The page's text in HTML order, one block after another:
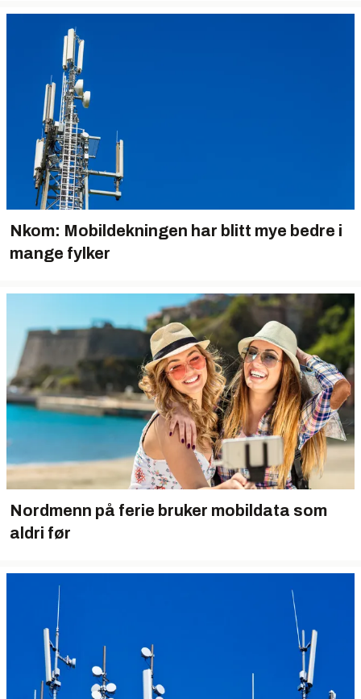
Nkom: Mobildekningen har blitt mye bedre i
mange fylker
Nordmenn på ferie bruker mobildata som
aldri før